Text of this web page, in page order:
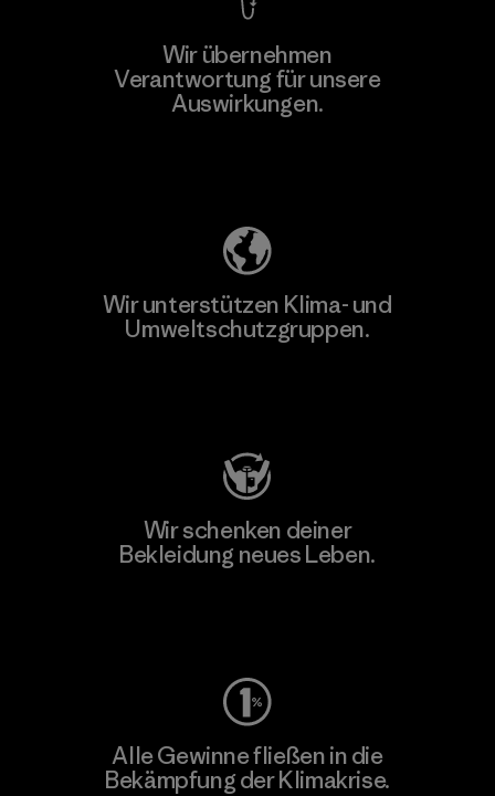
Wir übernehmen
Verantwortung für unsere
Auswirkungen.
Wir unterstützen Klima- und
Umweltschutzgruppen.
Wir schenken deiner
Bekleidung neues Leben.
Alle Gewinne fließen in die
Bekämpfung der Klimakrise.